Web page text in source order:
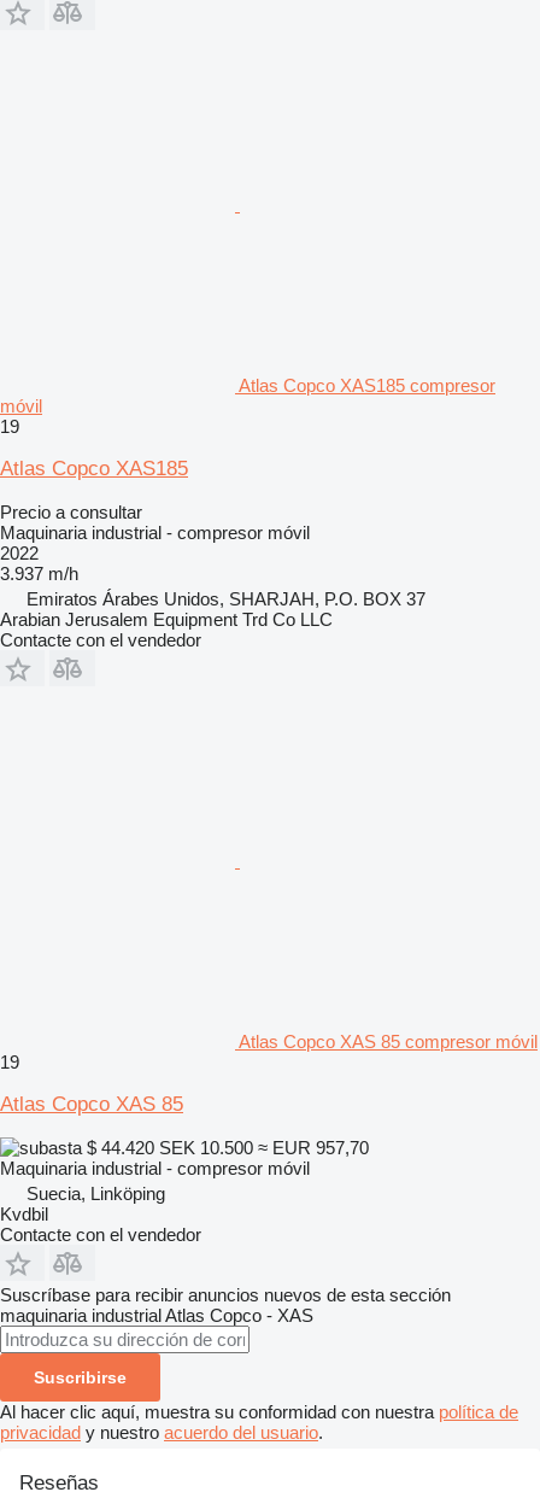
Atlas Copco XAS185 compresor
móvil
19
Atlas Copco XAS185
Precio a consultar
Maquinaria industrial - compresor móvil
2022
3.937 m/h
Emiratos Árabes Unidos, SHARJAH, P.O. BOX 37
Arabian Jerusalem Equipment Trd Co LLC
Contacte con el vendedor
Atlas Copco XAS 85 compresor móvil
19
Atlas Copco XAS 85
$ 44.420 SEK 10.500 ≈ EUR 957,70
Maquinaria industrial - compresor móvil
Suecia, Linköping
Kvdbil
Contacte con el vendedor
Suscríbase para recibir anuncios nuevos de esta sección
maquinaria industrialAtlas Copco - XAS
Suscribirse
Al hacer clic aquí, muestra su conformidad con nuestra política de
privacidad y nuestro acuerdo del usuario.
Reseñas